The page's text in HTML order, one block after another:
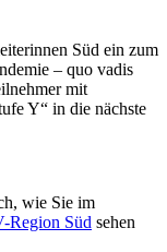
Süd ein zum
– quo vadis
mit
Y“ in die nächste
wie Sie im
Region Süd sehen